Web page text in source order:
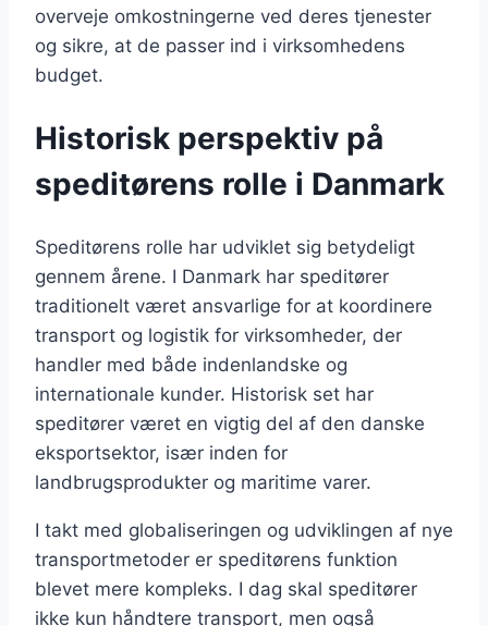
overveje omkostningerne ved deres tjenester
og sikre, at de passer ind i virksomhedens
budget.
Historisk perspektiv på
speditørens rolle i Danmark
Speditørens rolle har udviklet sig betydeligt
gennem årene. I Danmark har speditører
traditionelt været ansvarlige for at koordinere
transport og logistik for virksomheder, der
handler med både indenlandske og
internationale kunder. Historisk set har
speditører været en vigtig del af den danske
eksportsektor, især inden for
landbrugsprodukter og maritime varer.
I takt med globaliseringen og udviklingen af nye
transportmetoder er speditørens funktion
blevet mere kompleks. I dag skal speditører
ikke kun håndtere transport, men også